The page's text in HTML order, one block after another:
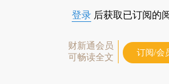
登录 后获取已订阅的
财新通会员
可畅读全文
订阅/会